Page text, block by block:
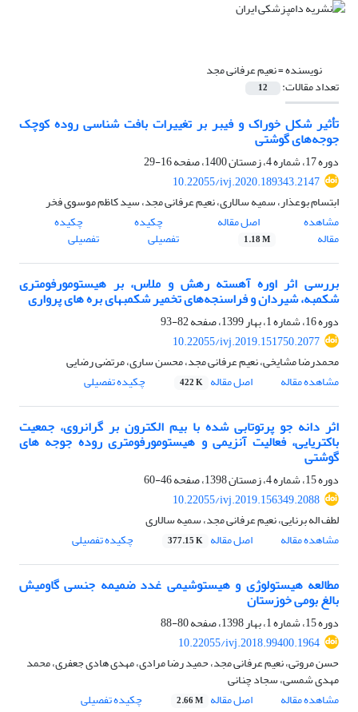
نویسنده =نعیم عرفانی مجد
تعداد مقالات: 12
تأثیر شکل خوراک و فیبر بر تغییرات بافت شناسی روده کوچک
جوجه‌های گوشتی
دوره 17، شماره 4، زمستان 1400، صفحه
16-29
10.22055/ivj.2020.189343.2147
ابتسام بوعذار، سمیه سالاری، نعیم عرفانی مجد، سید کاظم موسوی فخر
مشاهده
مقاله
اصل مقاله
1.18 M
چکیده
تفصیلی
چکیده
تفصیلی
بررسی اثر اوره آهسته رهش و ملاس، بر هیستومورفومتری
شکمبه، شیردان و فراسنجه‌های تخمیر شکمبه‏ای بره های پرواری
دوره 16، شماره 1، بهار 1399، صفحه
82-93
10.22055/ivj.2019.151750.2077
محمدرضا مشایخی، نعیم عرفانی مجد، محسن ساری، مرتضی رضایی
مشاهده مقاله
اصل مقاله 422 K چکیده تفصیلی
اثر دانه جو پرتوتابی شده با بیم الکترون بر گرانروی، جمعیت
باکتریایی، فعالیت آنزیمی و هیستومورفومتری روده جوجه‏ های
گوشتی
دوره 15، شماره 4، زمستان 1398، صفحه
46-60
10.22055/ivj.2019.156349.2088
لطف اله برنایی، نعیم عرفانی مجد، سمیه سالاری
مشاهده مقاله
اصل مقاله 377.15 K چکیده تفصیلی
مطالعه هیستولوژی و هیستوشیمی غدد ضمیمه جنسی گاومیش
بالغ بومی خوزستان
دوره 15، شماره 1، بهار 1398، صفحه
80-88
10.22055/ivj.2018.99400.1964
حسن مروتی، نعیم عرفانی مجد، حمید رضا مرادی، مهدی هادی جعفری، محمد
مهدی شمسی، سجاد چنانی
مشاهده مقاله
اصل مقاله 2.66 M چکیده تفصیلی